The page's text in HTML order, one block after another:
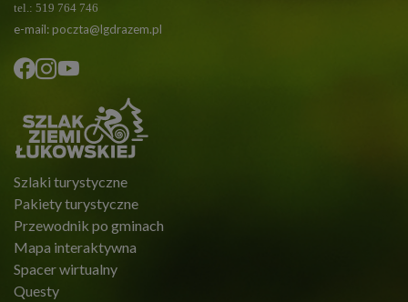
tel.: 519 764 746
e-mail:poczta@lgdrazem.pl
Szlaki turystyczne
Pakiety turystyczne
Przewodnik po gminach
Mapa interaktywna
Spacer wirtualny
Questy